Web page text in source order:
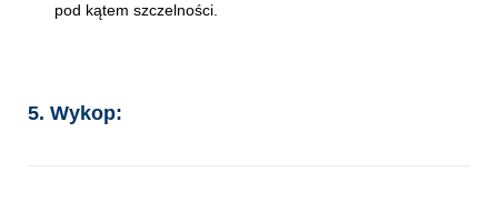
pod kątem szczelności.
5. Wykop: